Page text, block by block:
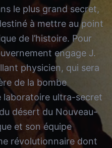
le plus grand secret,
à mettre au point
de l’histoire. Pour
engage J.
physicien, qui sera
de la bombe
laboratoire ultra-secret
désert du Nouveau-
et son équipe
révolutionnaire dont